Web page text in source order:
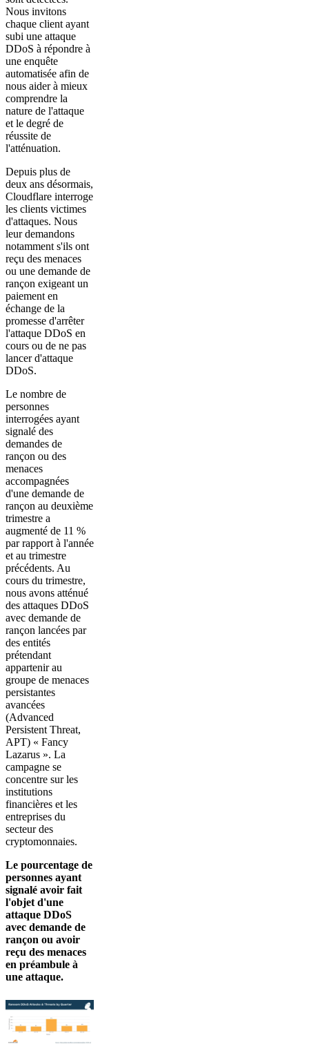
Nous invitons
chaque client ayant
subi une attaque
DDoS à répondre à
une enquête
automatisée afin de
nous aider à mieux
comprendre la
nature de l'attaque
et le degré de
réussite de
l'atténuation.
Depuis plus de
deux ans désormais,
Cloudflare interroge
les clients victimes
d'attaques. Nous
leur demandons
notamment s'ils ont
reçu des menaces
ou une demande de
rançon exigeant un
paiement en
échange de la
promesse d'arrêter
l'attaque DDoS en
cours ou de ne pas
lancer d'attaque
DDoS.
Le nombre de
personnes
interrogées ayant
signalé des
demandes de
rançon ou des
menaces
accompagnées
d'une demande de
rançon au deuxième
trimestre a
augmenté de 11 %
par rapport à l'année
et au trimestre
précédents. Au
cours du trimestre,
nous avons atténué
des attaques DDoS
avec demande de
rançon lancées par
des entités
prétendant
appartenir au
groupe de menaces
persistantes
avancées
(Advanced
Persistent Threat,
APT) « Fancy
Lazarus ». La
campagne se
concentre sur les
institutions
financières et les
entreprises du
secteur des
cryptomonnaies.
Le pourcentage de
personnes ayant
signalé avoir fait
l'objet d'une
attaque DDoS
avec demande de
rançon ou avoir
reçu des menaces
en préambule à
une attaque.